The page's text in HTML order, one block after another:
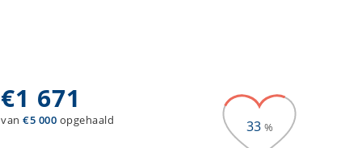
€1 671
van €5 000 opgehaald 33 %